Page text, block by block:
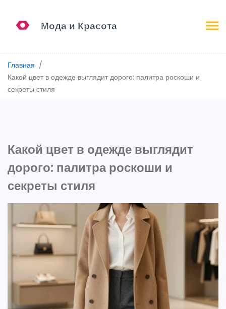
Главная
Какой цвет в одежде выглядит дорого: палитра роскоши и
секреты стиля
Какой цвет в одежде выглядит
дорого: палитра роскоши и
секреты стиля